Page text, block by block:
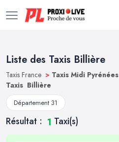
Liste des Taxis Billière
Taxis France > Taxis Midi Pyrénées
Taxis Billière
Département 31
Résultat : 1 Taxi(s)